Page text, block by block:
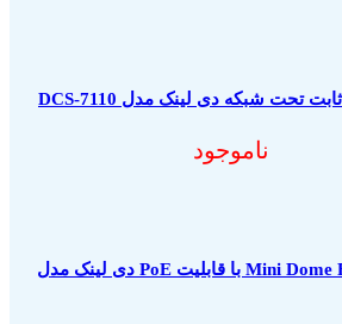
ناموجود
دوربین Mini Dome Full HD با قابلیت PoE دی لینک مدل